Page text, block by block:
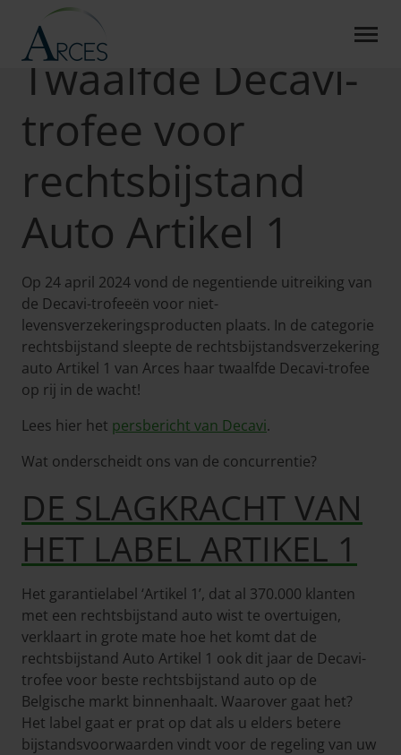
Skip to Main Content
TWAALFDE DECAVI-
Naar het nieuwsoverzicht
Twaalfde Decavi-
trofee voor
rechtsbijstand
Auto Artikel 1
Op 24 april 2024 vond de negentiende uitreiking van
de Decavi-trofeeën voor niet-
levensverzekeringsproducten plaats. In de categorie
rechtsbijstand sleepte de rechtsbijstandsverzekering
auto Artikel 1 van Arces haar twaalfde Decavi-trofee
op rij in de wacht!
Lees hier het persbericht van Decavi.
Wat onderscheidt ons van de concurrentie?
DE SLAGKRACHT VAN
HET LABEL ARTIKEL 1
Het garantielabel ‘Artikel 1’, dat al 370.000 klanten
met een rechtsbijstand auto wist te overtuigen,
verklaart in grote mate hoe het komt dat de
rechtsbijstand Auto Artikel 1 ook dit jaar de Decavi-
trofee voor beste rechtsbijstand auto op de
Belgische markt binnenhaalt. Waarover gaat het?
Het label gaat er prat op dat als u elders betere
bijstandsvoorwaarden vindt voor de regeling van uw